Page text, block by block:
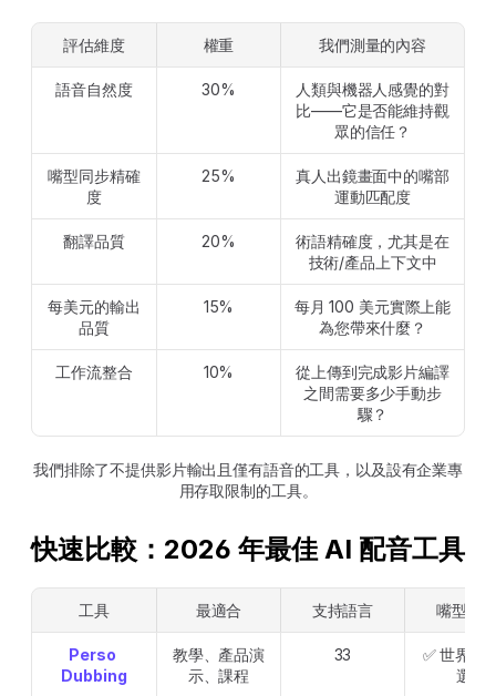
評估維度 權重 我們測量的內容
語音自然度 30%
人類與機器人感覺的對
比——它是否能維持觀
眾的信任？
嘴型同步精確
度
25%
真人出鏡畫面中的嘴部
運動匹配度
翻譯品質 20%
術語精確度，尤其是在
技術/產品上下文中
每美元的輸出
品質
15%
每月 100 美元實際上能
為您帶來什麼？
工作流整合 10%
從上傳到完成影片編譯
之間需要多少手動步
驟？
我們排除了不提供影片輸出且僅有語音的工具，以及設有企業專
用存取限制的工具。
快速比較：2026 年最佳 AI 配音工具
工具 最適合 支持語言 嘴型同
Perso
Dubbing
教學、產品演
示、課程
33
✅ 世界級
選)